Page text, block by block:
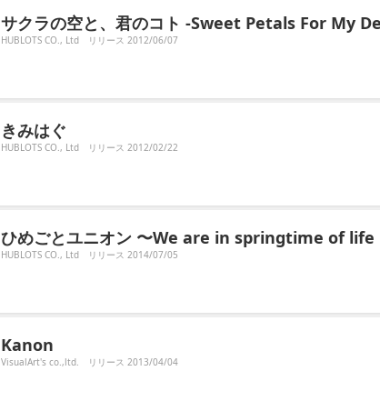
サクラの空と、君のコト -Sweet Petals For My
HUBLOTS CO., Ltd リリース 2012/06/07
きみはぐ
HUBLOTS CO., Ltd リリース 2012/02/22
ひめごとユニオン 〜We are in springtime of life
HUBLOTS CO., Ltd リリース 2014/07/05
Kanon
VisualArt's co.,ltd. リリース 2013/04/04